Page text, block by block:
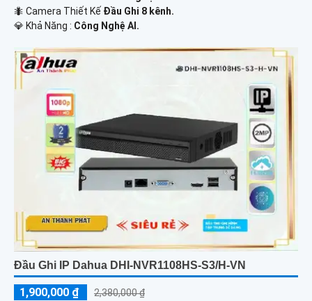
🐜 Camera Thiết Kế Đầu Ghi 8 kênh.
️💎 Khả Năng : Công Nghệ AI.
Đầu Ghi IP Dahua DHI-NVR1108HS-S3/H-VN
1,900,000 ₫ 2,380,000 ₫